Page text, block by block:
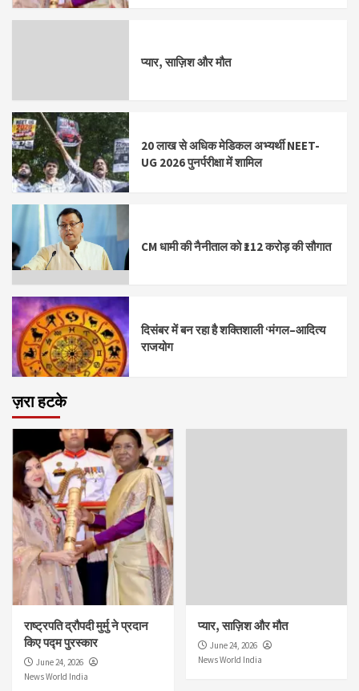
प्यार, साज़िश और मौत
20 लाख से अधिक मेडिकल अभ्यर्थी NEET-
UG 2026 पुनर्परीक्षा में शामिल
CM धामी की नैनीताल को ₹112 करोड़ की सौगात
दिसंबर में बन रहा है शक्तिशाली ‘मंगल–आदित्य
राजयोग
ज़रा हटके
राष्ट्रपति द्रौपदी मुर्मु ने प्रदान
किए पद्म पुरस्कार
June 24, 2026
News World India
प्यार, साज़िश और मौत
June 24, 2026
News World India